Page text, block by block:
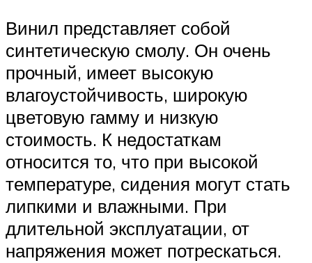
Винил представляет собой
синтетическую смолу. Он очень
прочный, имеет высокую
влагоустойчивость, широкую
цветовую гамму и низкую
стоимость. К недостаткам
относится то, что при высокой
температуре, сидения могут стать
липкими и влажными. При
длительной эксплуатации, от
напряжения может потрескаться.